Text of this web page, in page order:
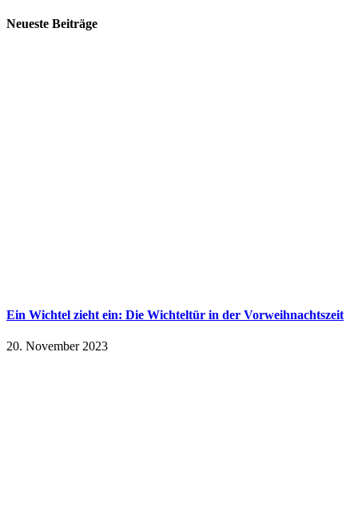
Neueste Beiträge
Ein Wichtel zieht ein: Die Wichteltür in der Vorweihnachtszeit
20. November 2023